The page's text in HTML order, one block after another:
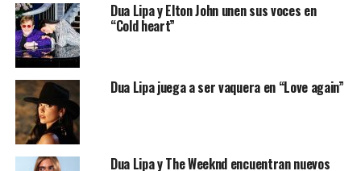
Dua Lipa y Elton John unen sus voces en
“Cold heart”
Dua Lipa juega a ser vaquera en “Love again”
Dua Lipa y The Weeknd encuentran nuevos